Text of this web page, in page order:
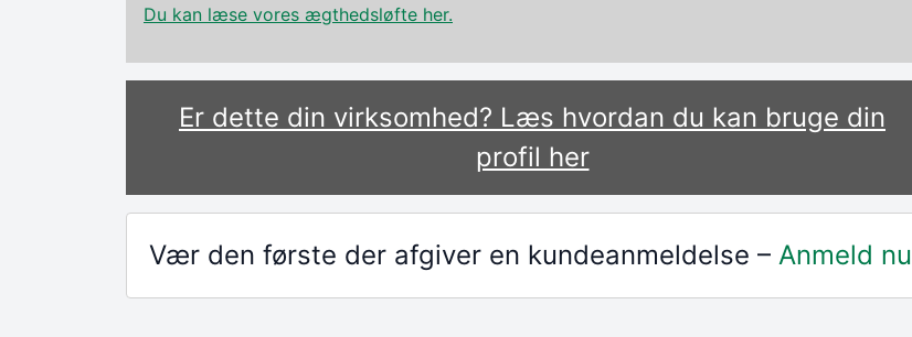
Du kan læse vores ægthedsløfte her.
Er dette din virksomhed? Læs hvordan du kan bruge din
profil her
Vær den første der afgiver en kundeanmeldelse – Anmeld nu